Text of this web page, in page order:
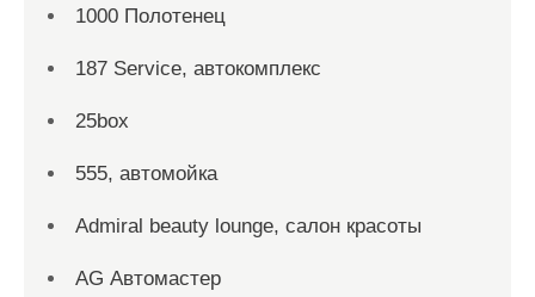
1000 Полотенец
187 Service, автокомплекс
25box
555, автомойка
Admiral beauty lounge, салон красоты
AG Автомастер